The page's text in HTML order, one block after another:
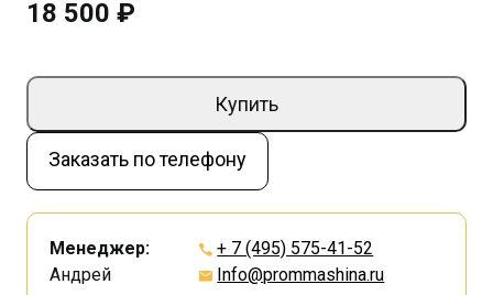
18 500 ₽
Купить
Заказать по телефону
Менеджер:
Андрей
+ 7 (495) 575-41-52
Info@prommashina.ru